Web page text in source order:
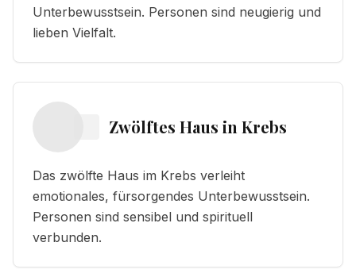
Unterbewusstsein. Personen sind neugierig und
lieben Vielfalt.
Zwölftes Haus in Krebs
Das zwölfte Haus im Krebs verleiht
emotionales, fürsorgendes Unterbewusstsein.
Personen sind sensibel und spirituell
verbunden.